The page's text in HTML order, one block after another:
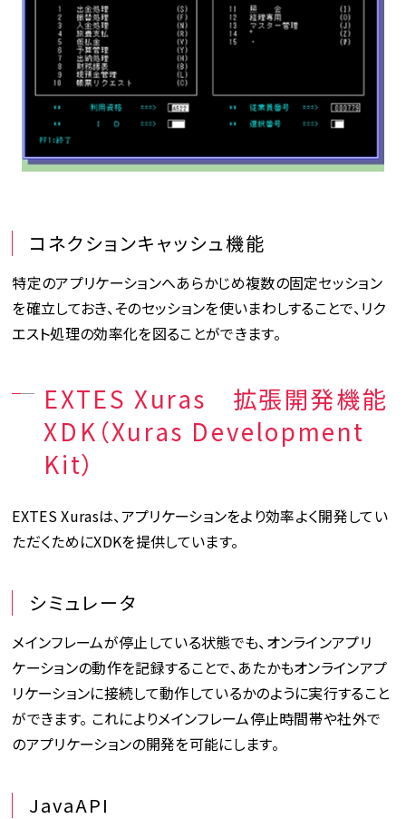
コネクションキャッシュ機能
特定のアプリケーションへあらかじめ複数の固定セッション
を確立しておき、そのセッションを使いまわしすることで、リク
エスト処理の効率化を図ることができます。
EXTES Xuras 拡張開発機能
XDK（Xuras Development
Kit）
EXTES Xurasは、アプリケーションをより効率よく開発してい
ただくためにXDKを提供しています。
シミュレータ
メインフレームが停止している状態でも、オンラインアプリ
ケーションの動作を記録することで、あたかもオンラインアプ
リケーションに接続して動作しているかのように実行すること
ができます。 これによりメインフレーム停止時間帯や社外で
のアプリケーションの開発を可能にします。
JavaAPI